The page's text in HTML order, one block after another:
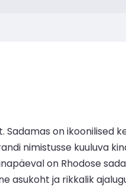
Sadamas on ikoonilised
nimistusse kuuluva
on Rhodose
asukoht ja rikkalik